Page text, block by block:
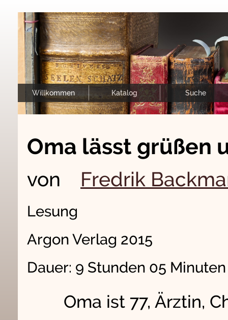
Willkommen Katalog Suche
Oma lässt grüßen
von Fredrik
Lesung
Argon Verlag 2015
Dauer: 9 Stunden 05
Oma ist 77, Ärztin,